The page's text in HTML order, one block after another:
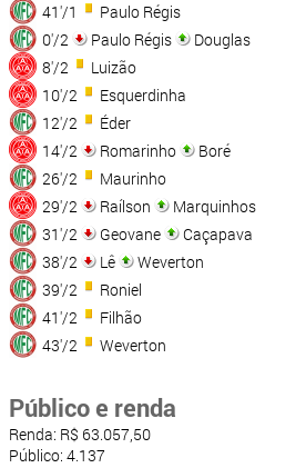
41'/1
Paulo Régis
0'/2
Paulo Régis
Douglas
8'/2
Luizão
10'/2
Esquerdinha
12'/2
Éder
14'/2
Romarinho
Boré
26'/2
Maurinho
29'/2
Raílson
Marquinhos
31'/2
Geovane
Caçapava
38'/2
Lê
Weverton
39'/2
Roniel
41'/2
Filhão
43'/2
Weverton
Público e renda
Renda: R$ 63.057,50
Público: 4.137